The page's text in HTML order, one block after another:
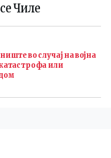
Чиле
во случај на војна
или